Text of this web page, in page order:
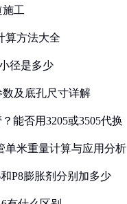
施工
算方法大全
径是多少
数及底孔尺寸详解
能否用3205或3505代换
单米重量计算与应用分析
P8膨胀剂分别加多少